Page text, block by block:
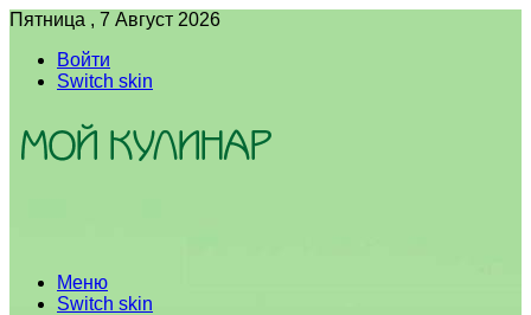
Пятница , 7 Август 2026
Войти
Switch skin
Меню
Switch skin